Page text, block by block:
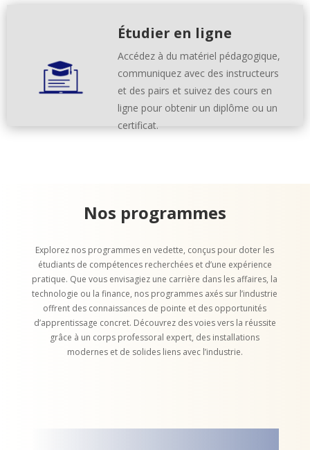
Étudier en ligne
Accédez à du matériel pédagogique,
communiquez avec des instructeurs
et des pairs et suivez des cours en
ligne pour obtenir un diplôme ou un
certificat.
Nos programmes
Explorez nos programmes en vedette, conçus pour doter les
étudiants de compétences recherchées et d’une expérience
pratique. Que vous envisagiez une carrière dans les affaires, la
technologie ou la finance, nos programmes axés sur l’industrie
offrent des connaissances de pointe et des opportunités
d’apprentissage concret. Découvrez des voies vers la réussite
grâce à un corps professoral expert, des installations
modernes et de solides liens avec l’industrie.